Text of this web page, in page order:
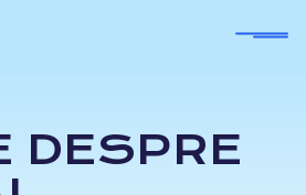
DESPRE